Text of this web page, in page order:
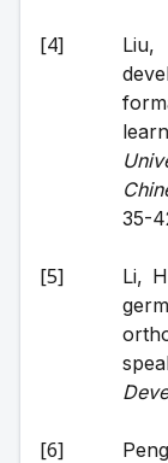
35-
Li,